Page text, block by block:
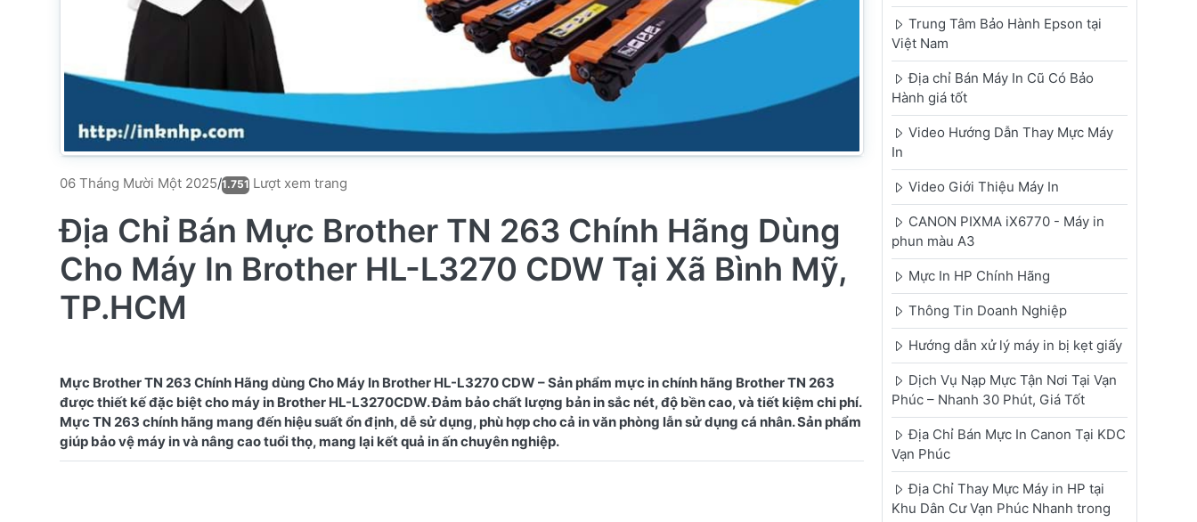
06 Tháng Mười Một 2025/1.751 Lượt xem trang
Địa Chỉ Bán Mực Brother TN 263 Chính Hãng Dùng
Cho Máy In Brother HL-L3270 CDW Tại Xã Bình Mỹ,
TP.HCM
Mực Brother TN 263 Chính Hãng dùng Cho Máy In Brother HL-L3270 CDW – Sản phẩm mực in chính hãng Brother TN 263
được thiết kế đặc biệt cho máy in Brother HL-L3270CDW. Đảm bảo chất lượng bản in sắc nét, độ bền cao, và tiết kiệm chi phí.
Mực TN 263 chính hãng mang đến hiệu suất ổn định, dễ sử dụng, phù hợp cho cả in văn phòng lẫn sử dụng cá nhân. Sản phẩm
Trung Tâm Bảo Hành Epson tại
Việt Nam
Địa chỉ Bán Máy In Cũ Có Bảo
Hành giá tốt
Video Hướng Dẫn Thay Mực Máy
In
Video Giới Thiệu Máy In
CANON PIXMA iX6770 - Máy in
phun màu A3
Mực In HP Chính Hãng
Thông Tin Doanh Nghiệp
Hướng dẫn xử lý máy in bị kẹt giấy
Dịch Vụ Nạp Mực Tận Nơi Tại Vạn
Phúc – Nhanh 30 Phút, Giá Tốt
Địa Chỉ Bán Mực In Canon Tại KDC
Vạn Phúc
Địa Chỉ Thay Mực Máy in HP tại
Khu Dân Cư Vạn Phúc Nhanh trong